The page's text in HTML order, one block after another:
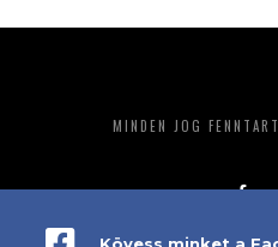
MINDEN JOG